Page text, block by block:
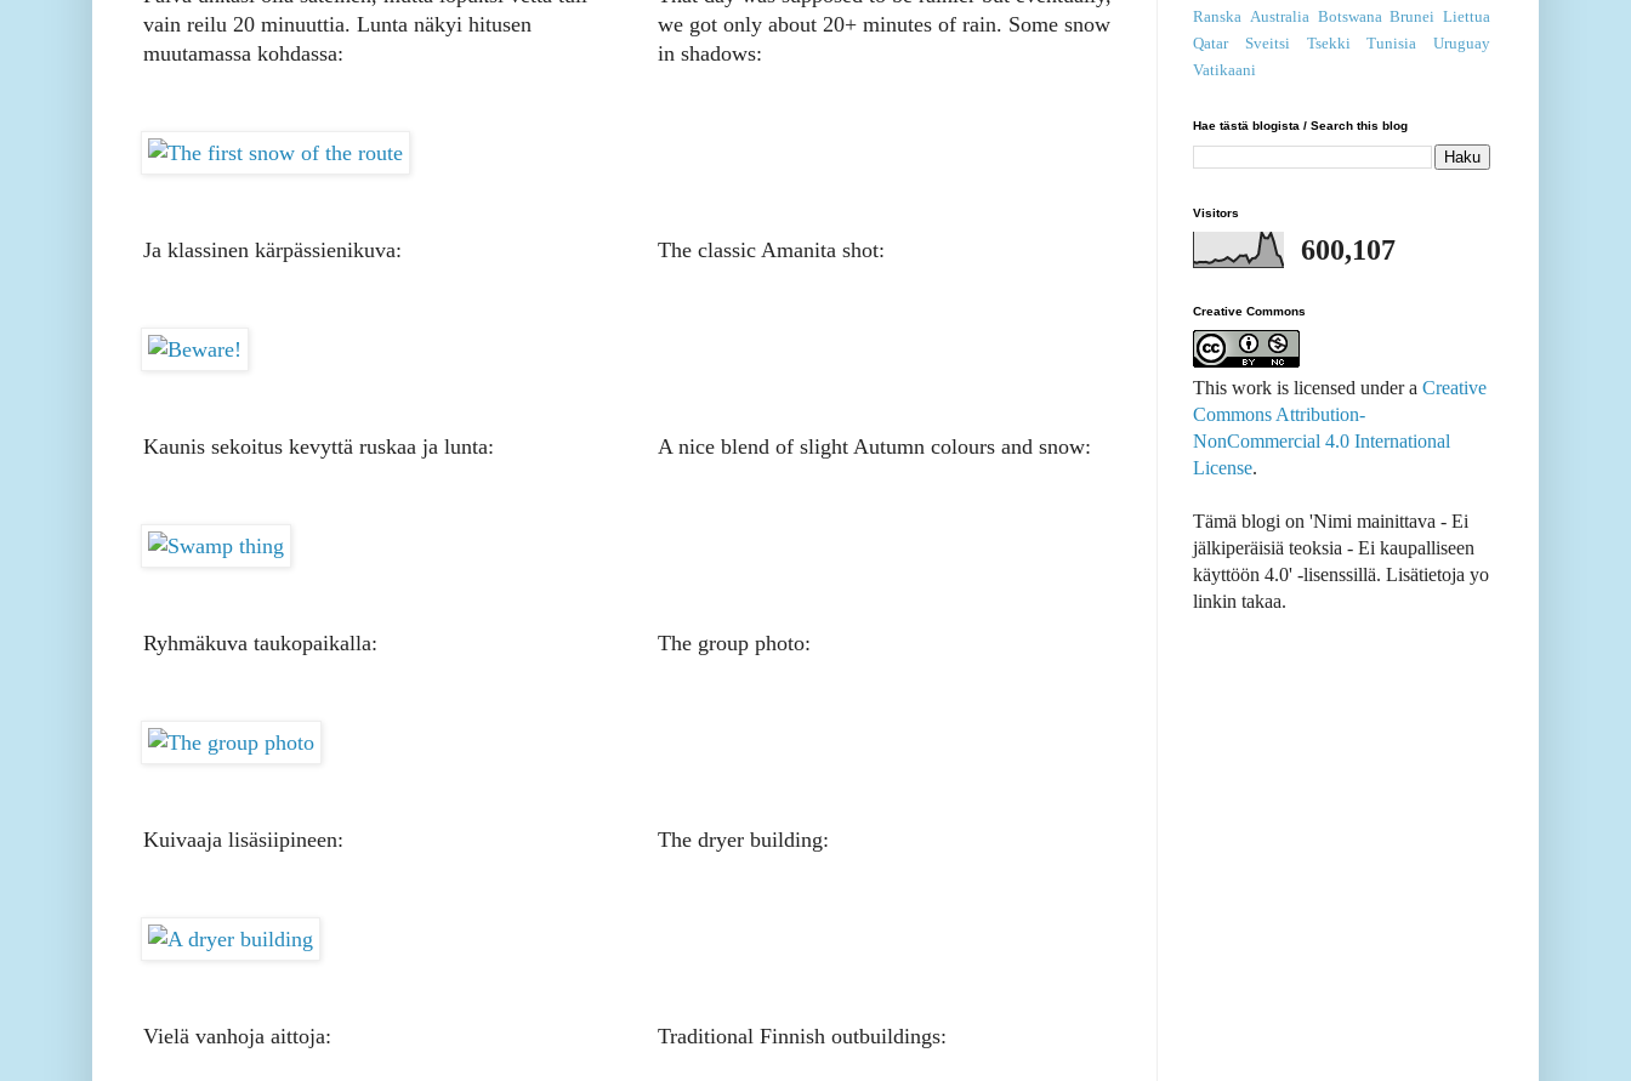
vain reilu 20 minuuttia. Lunta näkyi hitusen
muutamassa kohdassa:
we got only about 20+ minutes of rain. Some snow
in shadows:
Ja klassinen kärpässienikuva: The classic Amanita shot:
Kaunis sekoitus kevyttä ruskaa ja lunta: A nice blend of slight Autumn colours and snow:
Ryhmäkuva taukopaikalla: The group photo:
Kuivaaja lisäsiipineen: The dryer building:
Vielä vanhoja aittoja: Traditional Finnish outbuildings:
Ranska Australia Botswana Brunei Liettua
Qatar
Sveitsi Tsekki Tunisia
Uruguay
Vatikaani
Hae tästä blogista / Search this blog
Visitors
600,107
Creative Commons
This work is licensed under a Creative
Commons Attribution-
NonCommercial 4.0 International
License.
Tämä blogi on 'Nimi mainittava - Ei
jälkiperäisiä teoksia - Ei kaupalliseen
käyttöön 4.0' -lisenssillä. Lisätietoja yo
linkin takaa.